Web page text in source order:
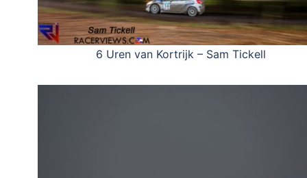
6 Uren van Kortrijk – Sam Tickell